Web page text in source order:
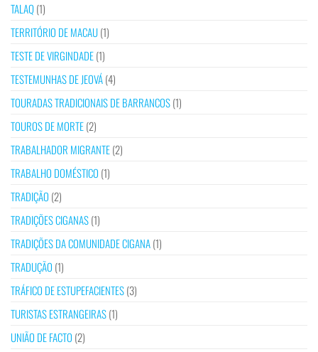
TALAQ(1)
TERRITÓRIO DE MACAU(1)
TESTE DE VIRGINDADE(1)
TESTEMUNHAS DE JEOVÁ(4)
TOURADAS TRADICIONAIS DE BARRANCOS(1)
TOUROS DE MORTE(2)
TRABALHADOR MIGRANTE(2)
TRABALHO DOMÉSTICO (1)
TRADIÇÃO (2)
TRADIÇÕES CIGANAS(1)
TRADIÇÕES DA COMUNIDADE CIGANA(1)
TRADUÇÃO (1)
TRÁFICO DE ESTUPEFACIENTES(3)
TURISTAS ESTRANGEIRAS(1)
UNIÃO DE FACTO (2)